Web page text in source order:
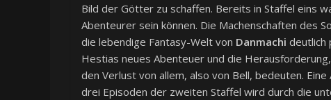
Bild der Götter zu schaffen. Bereits in Staffel eins
Abenteurer sein können. Die Machenschaften des
die lebendige Fantasy-Welt von Danmachi deutlich
Hestias neues Abenteuer und die
den Verlust von allem, also von Bell, bedeuten.
drei Episoden der zweiten Staffel wird durch die